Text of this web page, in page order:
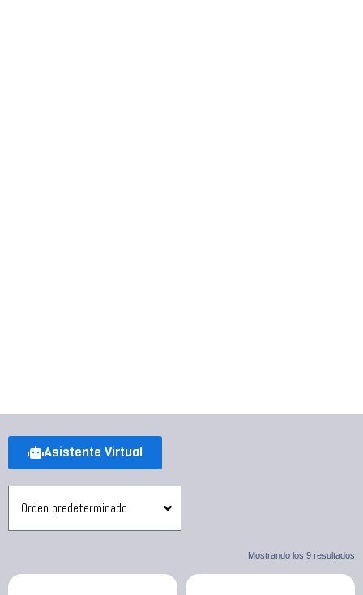
Asistente Virtual
Mostrando los 9 resultados